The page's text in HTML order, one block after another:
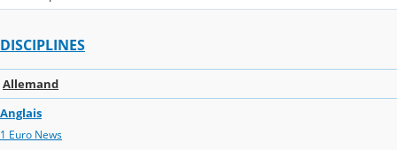
DISCIPLINES
Allemand
Anglais
1 Euro News